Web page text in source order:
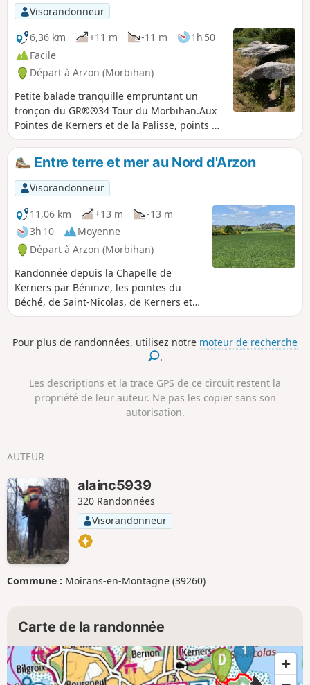
Visorandonneur
6,36 km
+11 m -11 m
1h 50
Facile
Départ à Arzon (Morbihan)
Petite balade tranquille empruntant un
tronçon du GR®®34 Tour du Morbihan.Aux
Pointes de Kerners et de la Palisse, points de
vue sur les nombreuses îles du Golfe vues
du côté Sud.Passage par l'Allée Couverte du
Grah Niol et le hameau pittoresque de
Kerners et sa chapelle.
Entre terre et mer au Nord d'Arzon
Visorandonneur
11,06 km
+13 m
-13 m
3h 10
Moyenne
Départ à Arzon (Morbihan)
Randonnée depuis la Chapelle de
Kerners par Béninze, les pointes du
Béché, de Saint-Nicolas, de Kerners et
de la Palisse puis retour à Kerners.
magnifique aperçu des paysages de la
Pour plus de randonnées, utilisez notre moteur de recherche
.
Les descriptions et la trace GPS de ce circuit restent la
propriété de leur auteur. Ne pas les copier sans son
autorisation.
AUTEUR
alainc5939
320 Randonnées
Visorandonneur
Commune : Moirans-en-Montagne (39260)
Carte de la randonnée
1